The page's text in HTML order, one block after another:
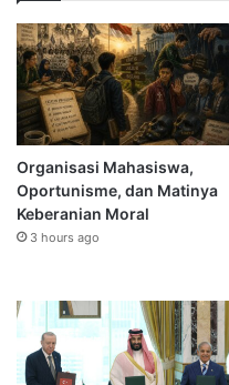
Organisasi Mahasiswa,
Oportunisme, dan Matinya
Keberanian Moral
3 hours ago